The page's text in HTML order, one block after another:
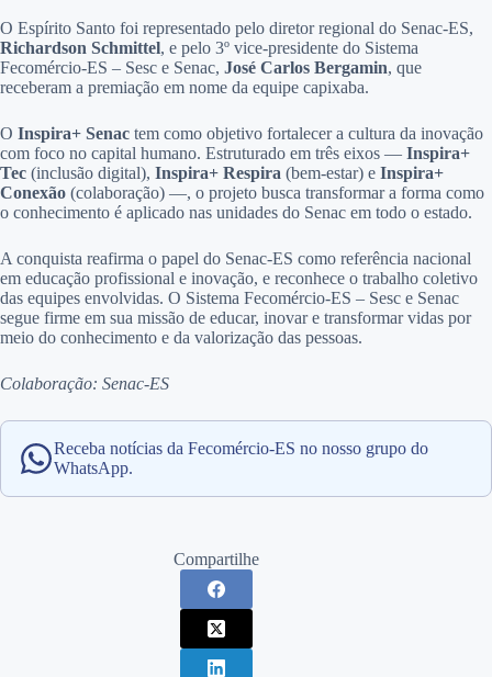
O Espírito Santo foi representado pelo diretor regional do Senac-ES,
Richardson Schmittel, e pelo 3º vice-presidente do Sistema
Fecomércio-ES – Sesc e Senac, José Carlos Bergamin, que
receberam a premiação em nome da equipe capixaba.
O Inspira+ Senac tem como objetivo fortalecer a cultura da inovação
com foco no capital humano. Estruturado em três eixos — Inspira+
Tec (inclusão digital), Inspira+ Respira (bem-estar) e Inspira+
Conexão (colaboração) —, o projeto busca transformar a forma como
o conhecimento é aplicado nas unidades do Senac em todo o estado.
A conquista reafirma o papel do Senac-ES como referência nacional
em educação profissional e inovação, e reconhece o trabalho coletivo
das equipes envolvidas. O Sistema Fecomércio-ES – Sesc e Senac
segue firme em sua missão de educar, inovar e transformar vidas por
meio do conhecimento e da valorização das pessoas.
Colaboração: Senac-ES
Receba notícias da Fecomércio-ES no nosso grupo do
WhatsApp.
Compartilhe